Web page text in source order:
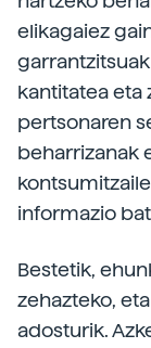
elikagaiez
kantitatea eta
pertsonaren
beharrizanak
informazio
Bestetik,
zehazteko,
adosturik.